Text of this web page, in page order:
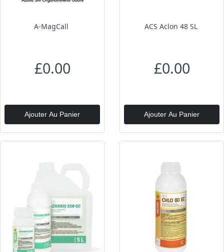
A-MagCall
£0.00
Ajouter Au Panier
ACS Aclon 48 SL
£0.00
Ajouter Au Panier